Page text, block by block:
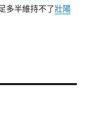
多半維持不了壯陽